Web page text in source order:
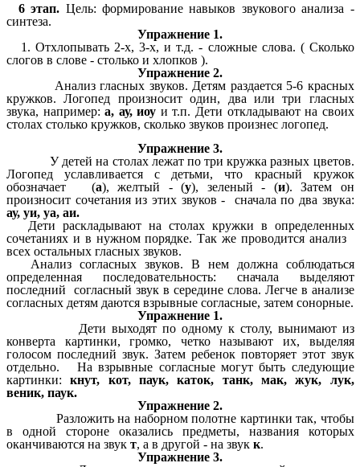
6 этап. Цель: формирование навыков звукового анализа -
синтеза.
Упражнение 1.
1. Отхлопывать 2-х, 3-х, и т.д. - сложные слова. ( Сколько
слогов в слове - столько и хлопков ).
Упражнение 2.
Анализ гласных звуков. Детям раздается 5-6 красных
кружков. Логопед произносит один, два или три гласных
звука, например:а, ау, иоу и т.п. Дети откладывают на своих
столах столько кружков, сколько звуков произнес логопед.
Упражнение 3.
У детей на столах лежат по три кружка разных цветов.
Логопед уславливается с детьми, что красный кружок
обозначает (а), желтый - (у), зеленый - (и). Затем он
произносит сочетания из этих звуков - сначала по два звука:
ау, уи, уа, аи.
Дети раскладывают на столах кружки в определенных
сочетаниях и в нужном порядке. Так же проводится анализ
всех остальных гласных звуков.
Анализ согласных звуков. В нем должна соблюдаться
определенная последовательность: сначала выделяют
последний согласный звук в середине слова. Легче в анализе
согласных детям даются взрывные согласные, затем сонорные.
Упражнение 1.
Дети выходят по одному к столу, вынимают из
конверта картинки, громко, четко называют их, выделяя
голосом последний звук. Затем ребенок повторяет этот звук
отдельно. На взрывные согласные могут быть следующие
картинки:кнут, кот, паук, каток, танк, мак, жук, лук,
веник, паук.
Упражнение 2.
Разложить на наборном полотне картинки так, чтобы
в одной стороне оказались предметы, названия которых
оканчиваются на звук т, а в другой - на звук к.
Упражнение 3.